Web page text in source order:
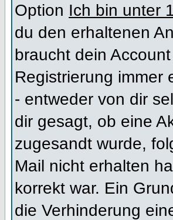
Option Ich bin unter
du den erhaltenen
braucht dein
Registrierung immer
- entweder von dir
dir gesagt, ob eine
zugesandt wurde,
Mail nicht erhalten
korrekt war. Ein
die Verhinderung